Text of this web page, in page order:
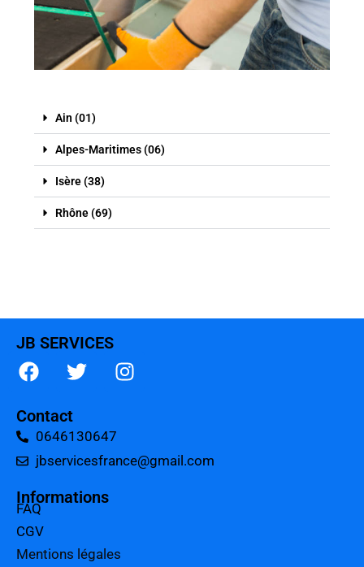
Ain (01)
Alpes-Maritimes (06)
Isère (38)
Rhône (69)
JB SERVICES
Contact
0646130647
jbservicesfrance@gmail.com
Informations
FAQ
CGV
Mentions légales